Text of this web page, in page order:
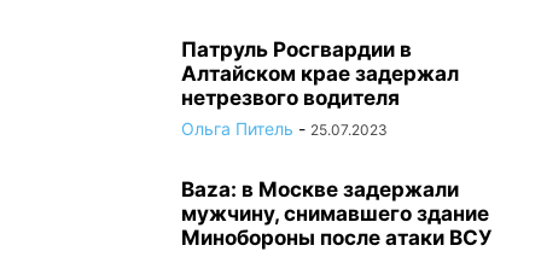
Патруль Росгвардии в
Алтайском крае задержал
нетрезвого водителя
Ольга Питель - 25.07.2023
Baza: в Москве задержали
мужчину, снимавшего здание
Минобороны после атаки ВСУ